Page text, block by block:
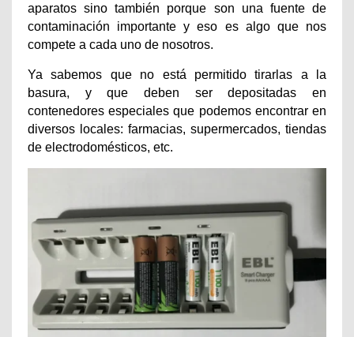
aparatos sino también porque son una fuente de
contaminación importante y eso es algo que nos
compete a cada uno de nosotros.
Ya sabemos que no está permitido tirarlas a la
basura, y que deben ser depositadas en
contenedores especiales que podemos encontrar en
diversos locales: farmacias, supermercados, tiendas
de electrodomésticos, etc.